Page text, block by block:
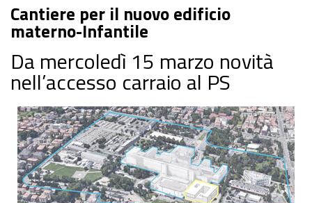
Cantiere per il nuovo edificio
materno-Infantile
Da mercoledì 15 marzo novità
nell’accesso carraio al PS